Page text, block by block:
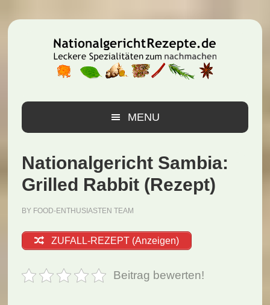
Hauptnavigation
Inhalt
Seitenspalte
MENU
Nationalgericht Sambia:
Grilled Rabbit (Rezept)
BY FOOD-ENTHUSIASTEN TEAM
ZUFALL-REZEPT (Anzeigen)
Beitrag bewerten!